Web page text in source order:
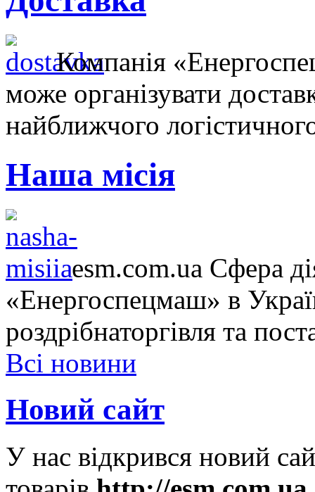
Компанія
може організувати
найближчого
Наша місія
esm.com.ua Сфера
«Енергоспецмаш» в
роздрібнаторгівля та
Всі новини
Новий сайт
У нас відкрився новий